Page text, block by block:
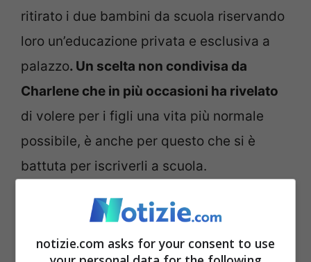
ritirato i due bambini da scuola riservando
loro un’educazione privata e esclusiva a
palazzo. Un scelta non condivisa da
Charlene che in più occasioni ha rivelato
di volere per i figli una vita più normale
possibile, è anche per questo che si è
battuta per iscriverli a scuola.
Paris Match
Alberto ha rivelato i motivi
di questa scelta, motivi legati anche a
notizie.com asks for your consent to use